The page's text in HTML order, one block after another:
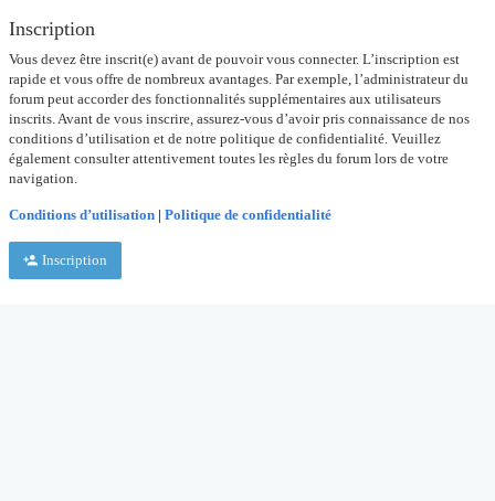
Inscription
Vous devez être inscrit(e) avant de pouvoir vous connecter. L’inscription est
rapide et vous offre de nombreux avantages. Par exemple, l’administrateur du
forum peut accorder des fonctionnalités supplémentaires aux utilisateurs
inscrits. Avant de vous inscrire, assurez-vous d’avoir pris connaissance de nos
conditions d’utilisation et de notre politique de confidentialité. Veuillez
également consulter attentivement toutes les règles du forum lors de votre
navigation.
Conditions d’utilisation | Politique de confidentialité
Inscription